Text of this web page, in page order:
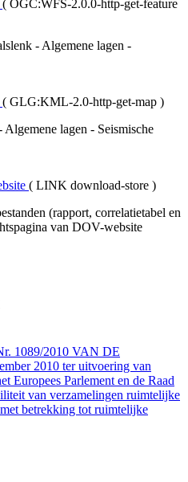
( OGC:WFS-2.0.0-http-get-feature
- Algemene lagen -
( GLG:KML-2.0-http-get-map )
lagen - Seismische
( LINK download-store )
(rapport, correlatietabel en
van DOV-website
1089/2010 VAN DE
2010 ter uitvoering van
Europees Parlement en de Raad
van verzamelingen ruimtelijke
betrekking tot ruimtelijke